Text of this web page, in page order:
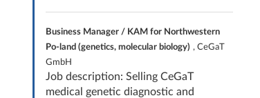
Business Manager / KAM for Northwestern
Po-land (genetics, molecular biology) , CeGaT
GmbH
Job description: Selling CeGaT
medical genetic diagnostic and